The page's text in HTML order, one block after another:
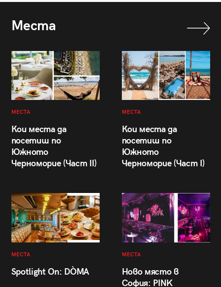
Места
МЕСТА
Кои места да
посетиш по
Южното
Черноморие (Част II)
МЕСТА
Кои места да
посетиш по
Южното
Черноморие (Част I)
МЕСТА
Spotlight On: DÒMA
МЕСТА
Ново място в
София: PINK